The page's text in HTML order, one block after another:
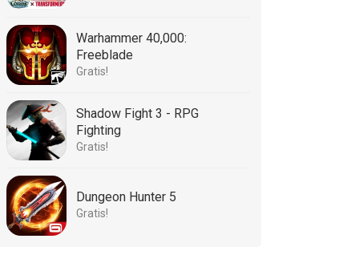
Warhammer 40,000:
Freeblade
Gratis!
Shadow Fight 3 - RPG
Fighting
Gratis!
Dungeon Hunter 5
Gratis!